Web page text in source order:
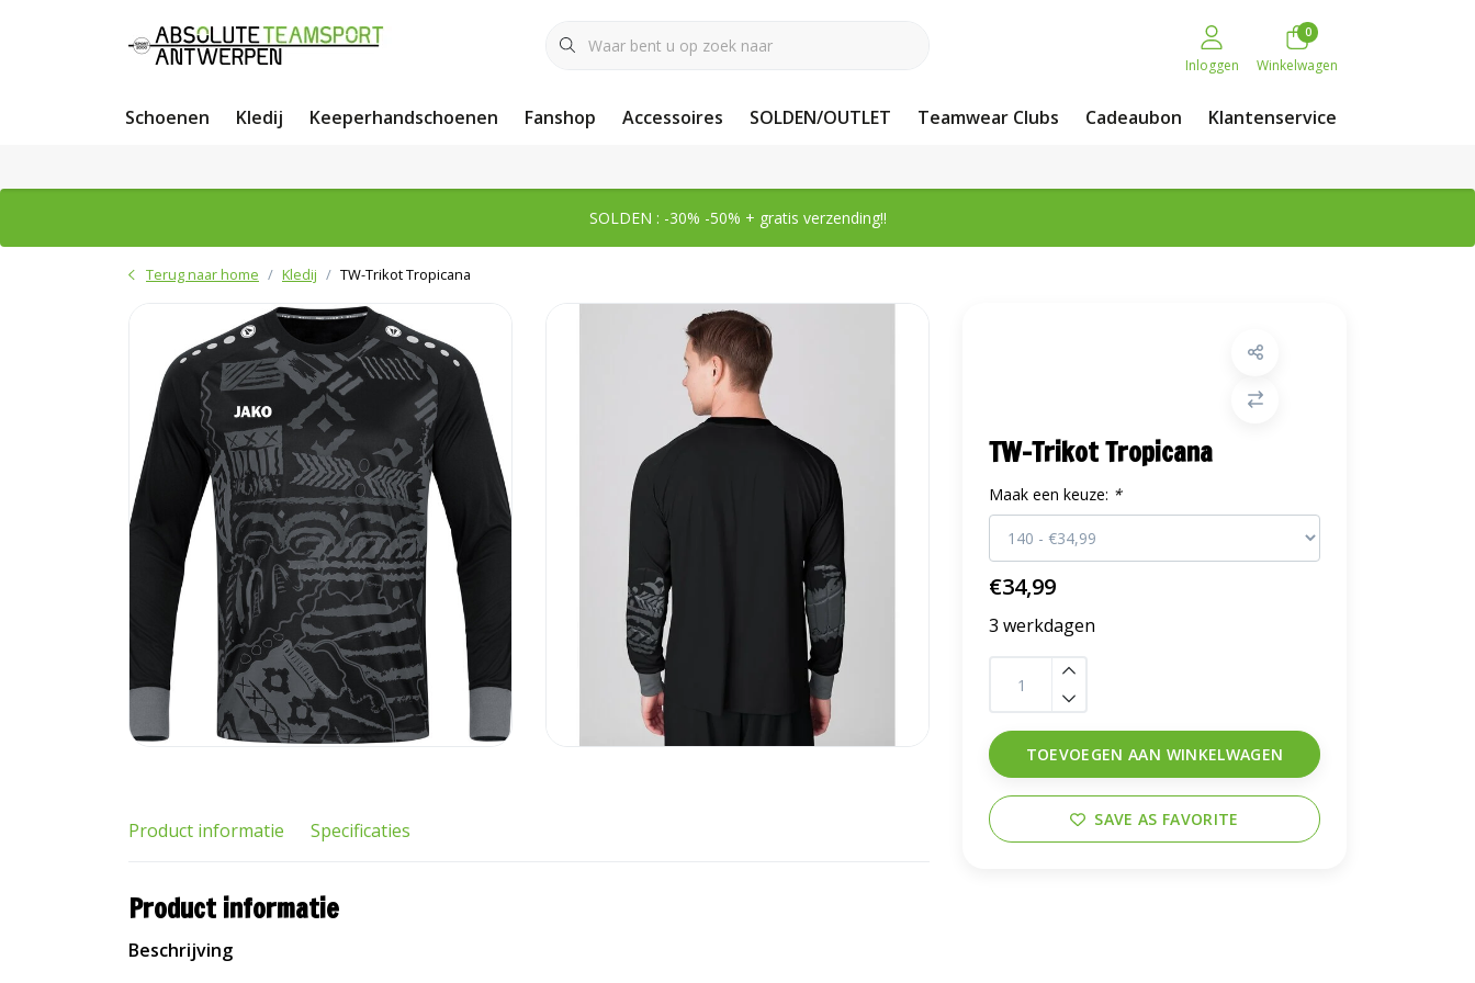
Inloggen
0
Winkelwagen
Schoenen Kledij Keeperhandschoenen Fanshop Accessoires SOLDEN/OUTLET Teamwear Clubs Cadeaubon Klantenservice
SOLDEN : -30% -50% + gratis verzending!!
Terug naar home Kledij TW-Trikot Tropicana
TW-Trikot Tropicana
Maak een keuze: *
€34,99
3 werkdagen
TOEVOEGEN AAN WINKELWAGEN
SAVE AS FAVORITE
Product informatie Specificaties
Product informatie
Beschrijving